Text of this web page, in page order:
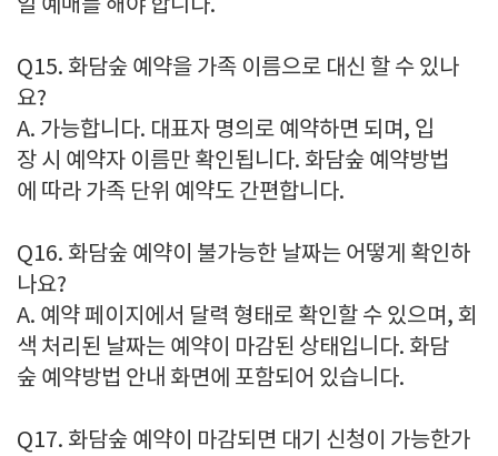
일 예매를 해야 합니다.
Q15. 화담숲 예약을 가족 이름으로 대신 할 수 있나
요?
A. 가능합니다. 대표자 명의로 예약하면 되며, 입
장 시 예약자 이름만 확인됩니다. 화담숲 예약방법
에 따라 가족 단위 예약도 간편합니다.
Q16. 화담숲 예약이 불가능한 날짜는 어떻게 확인하
나요?
A. 예약 페이지에서 달력 형태로 확인할 수 있으며, 회
색 처리된 날짜는 예약이 마감된 상태입니다. 화담
숲 예약방법 안내 화면에 포함되어 있습니다.
Q17. 화담숲 예약이 마감되면 대기 신청이 가능한가